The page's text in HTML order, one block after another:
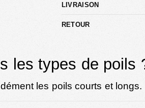
LIVRAISON
RETOUR
les types de poils
les poils courts et longs.